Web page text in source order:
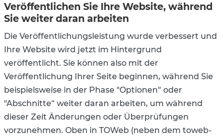
Veröffentlichen Sie Ihre Website, während
Sie weiter daran arbeiten
Die Veröffentlichungsleistung wurde verbessert und
Ihre Website wird jetzt im Hintergrund
veröffentlicht. Sie können also mit der
Veröffentlichung Ihrer Seite beginnen, während Sie
beispielsweise in der Phase "Optionen“ oder
"Abschnitte“ weiter daran arbeiten, um während
dieser Zeit Änderungen oder Überprüfungen
vorzunehmen. Oben in TOWeb (neben dem toweb-